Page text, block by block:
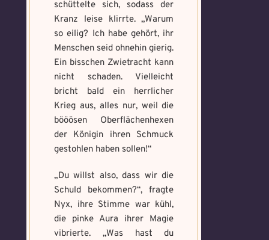
schüttelte sich, sodass der
Kranz leise klirrte. „Warum
so eilig? Ich habe gehört, ihr
Menschen seid ohnehin gierig.
Ein bisschen Zwietracht kann
nicht schaden. Vielleicht
bricht bald ein herrlicher
Krieg aus, alles nur, weil die
bööösen Oberflächenhexen
der Königin ihren Schmuck
gestohlen haben sollen!“
„Du willst also, dass wir die
Schuld bekommen?“, fragte
Nyx, ihre Stimme war kühl,
die pinke Aura ihrer Magie
vibrierte. „Was hast du